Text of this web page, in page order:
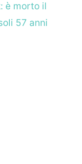
è morto il
57 anni